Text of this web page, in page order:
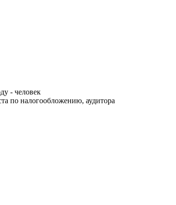
- человек
по налогообложению, аудитора